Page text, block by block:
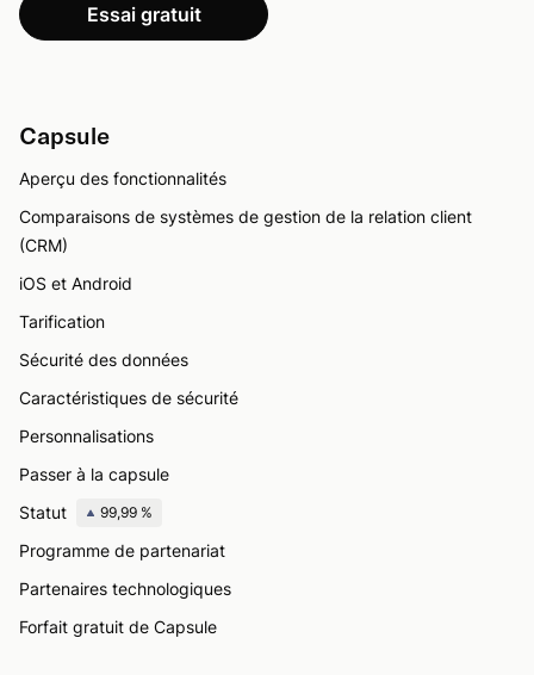
Essai gratuit
Capsule
Aperçu des fonctionnalités
Comparaisons de systèmes de gestion de la relation client
(CRM)
iOS et Android
Tarification
Sécurité des données
Caractéristiques de sécurité
Personnalisations
Passer à la capsule
Statut
99,99 %
Programme de partenariat
Partenaires technologiques
Forfait gratuit de Capsule